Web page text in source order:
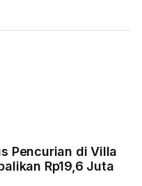
Pencurian di Villa
Rp19,6 Juta